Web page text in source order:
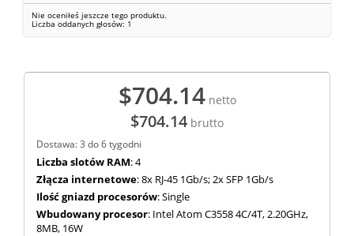
Nie oceniłeś jeszcze tego produktu.
Liczba oddanych głosów: 1
$704.14netto
$704.14 brutto
Dostawa: 3 do 6 tygodni
Liczba slotów RAM: 4
Złącza internetowe: 8x RJ-45 1Gb/s; 2x SFP 1Gb/s
Ilość gniazd procesorów: Single
Wbudowany procesor: Intel Atom C3558 4C/4T, 2.20GHz,
8MB, 16W